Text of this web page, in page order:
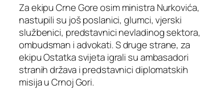
Za ekipu Crne Gore osim ministra Nurkovića,
nastupili su još poslanici, glumci, vjerski
službenici, predstavnici nevladinog sektora,
ombudsman i advokati. S druge strane, za
ekipu Ostatka svijeta igrali su ambasadori
stranih država i predstavnici diplomatskih
misija u Crnoj Gori.